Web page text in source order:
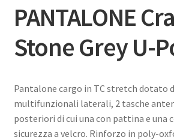
PANTALONE
Stone Grey U-
Pantalone cargo in TC stretch dotato
multifunzionali laterali, 2 tasche
posteriori di cui una con pattina e una
sicurezza a velcro. Rinforzo in poly-